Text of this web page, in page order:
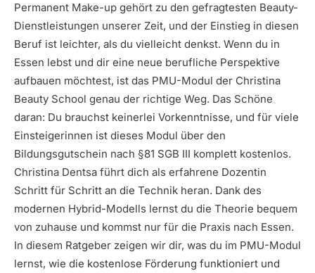
Permanent Make-up gehört zu den gefragtesten Beauty-
Dienstleistungen unserer Zeit, und der Einstieg in diesen
Beruf ist leichter, als du vielleicht denkst. Wenn du in
Essen lebst und dir eine neue berufliche Perspektive
aufbauen möchtest, ist das PMU-Modul der Christina
Beauty School genau der richtige Weg. Das Schöne
daran: Du brauchst keinerlei Vorkenntnisse, und für viele
Einsteigerinnen ist dieses Modul über den
Bildungsgutschein nach §81 SGB III komplett kostenlos.
Christina Dentsa führt dich als erfahrene Dozentin
Schritt für Schritt an die Technik heran. Dank des
modernen Hybrid-Modells lernst du die Theorie bequem
von zuhause und kommst nur für die Praxis nach Essen.
In diesem Ratgeber zeigen wir dir, was du im PMU-Modul
lernst, wie die kostenlose Förderung funktioniert und